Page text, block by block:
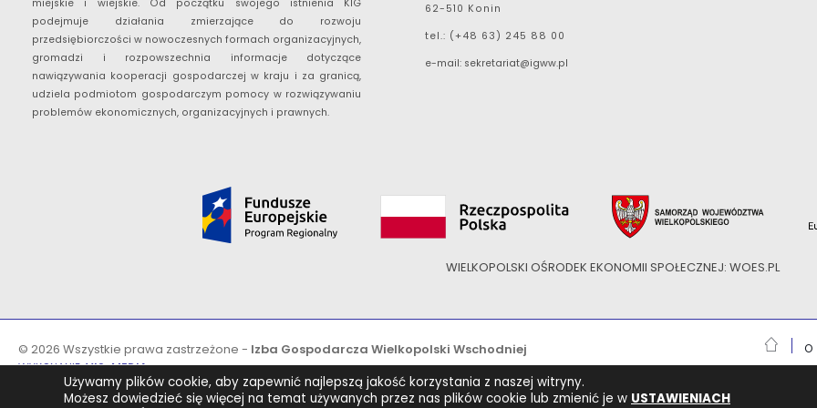
miejskie i wiejskie. Od początku swojego istnienia KIG
podejmuje działania zmierzające do rozwoju
przedsiębiorczości w nowoczesnych formach organizacyjnych,
gromadzi i rozpowszechnia informacje dotyczące
nawiązywania kooperacji gospodarczej w kraju i za granicą,
udziela podmiotom gospodarczym pomocy w rozwiązywaniu
problemów ekonomicznych, organizacyjnych i prawnych.
62-510 Konin
tel.: (+48 63) 245 88 00
e-mail: sekretariat@igww.pl
WIELKOPOLSKI OŚRODEK EKONOMII SPOŁECZNEJ: WOES.PL
© 2026 Wszystkie prawa zastrzeżone - Izba Gospodarcza Wielkopolski Wschodniej
WYKONANIE:VIS-MEDIA
O
Używamy plików cookie, aby zapewnić najlepszą jakość korzystania z naszej witryny.
Możesz dowiedzieć się więcej na temat używanych przez nas plików cookie lub zmienić je w USTAWIENIACH